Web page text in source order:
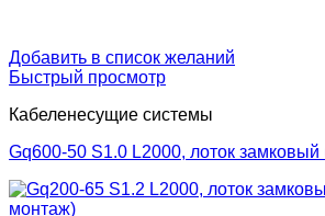
Добавить в список желаний
Быстрый просмотр
Кабеленесущие системы
Gq600-50 S1.0 L2000, лоток